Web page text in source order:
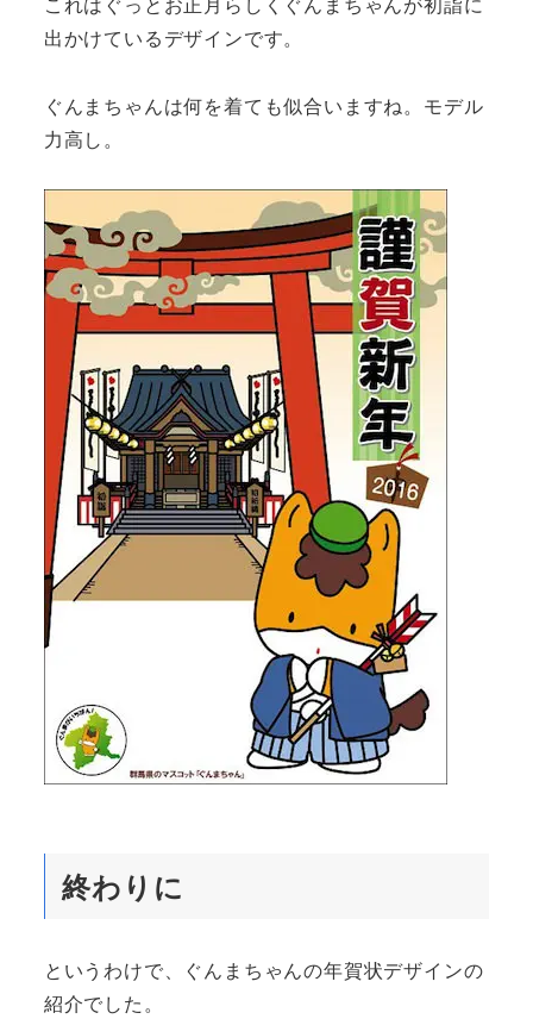
出かけているデザインです。
ぐんまちゃんは何を着ても似合いますね。モデル
力高し。
終わりに
というわけで、ぐんまちゃんの年賀状デザインの
紹介でした。